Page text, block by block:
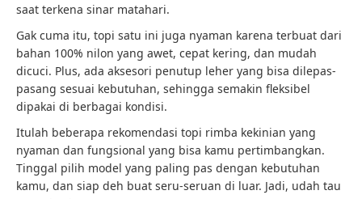
saat terkena sinar matahari.
Gak cuma itu, topi satu ini juga nyaman karena terbuat dari
bahan 100% nilon yang awet, cepat kering, dan mudah
dicuci. Plus, ada aksesori penutup leher yang bisa dilepas-
pasang sesuai kebutuhan, sehingga semakin fleksibel
dipakai di berbagai kondisi.
Itulah beberapa rekomendasi topi rimba kekinian yang
nyaman dan fungsional yang bisa kamu pertimbangkan.
Tinggal pilih model yang paling pas dengan kebutuhan
kamu, dan siap deh buat seru‑seruan di luar. Jadi, udah tau